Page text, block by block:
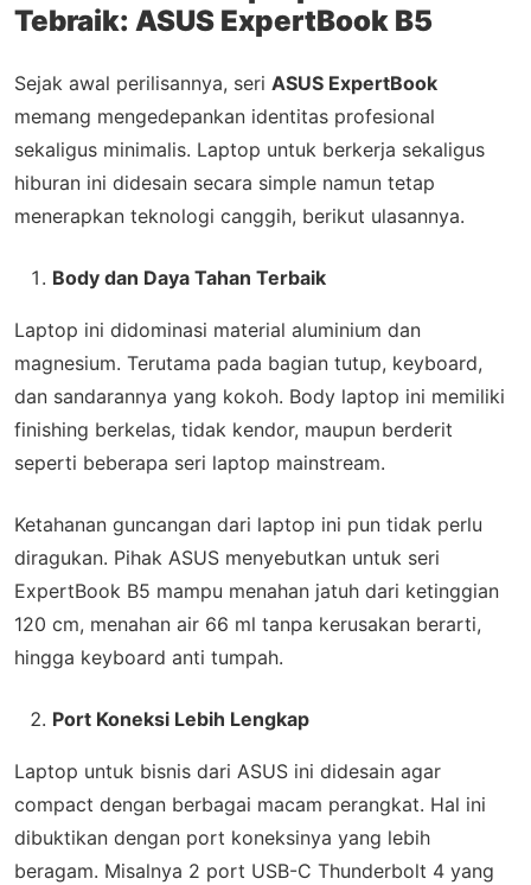
Tebraik: ASUS ExpertBook B5
Sejak awal perilisannya, seri ASUS ExpertBook
memang mengedepankan identitas profesional
sekaligus minimalis. Laptop untuk berkerja sekaligus
hiburan ini didesain secara simple namun tetap
menerapkan teknologi canggih, berikut ulasannya.
Body dan Daya Tahan Terbaik
Laptop ini didominasi material aluminium dan
magnesium. Terutama pada bagian tutup, keyboard,
dan sandarannya yang kokoh. Body laptop ini memiliki
finishing berkelas, tidak kendor, maupun berderit
seperti beberapa seri laptop mainstream.
Ketahanan guncangan dari laptop ini pun tidak perlu
diragukan. Pihak ASUS menyebutkan untuk seri
ExpertBook B5 mampu menahan jatuh dari ketinggian
120 cm, menahan air 66 ml tanpa kerusakan berarti,
hingga keyboard anti tumpah.
Port Koneksi Lebih Lengkap
Laptop untuk bisnis dari ASUS ini didesain agar
compact dengan berbagai macam perangkat. Hal ini
dibuktikan dengan port koneksinya yang lebih
beragam. Misalnya 2 port USB-C Thunderbolt 4 yang